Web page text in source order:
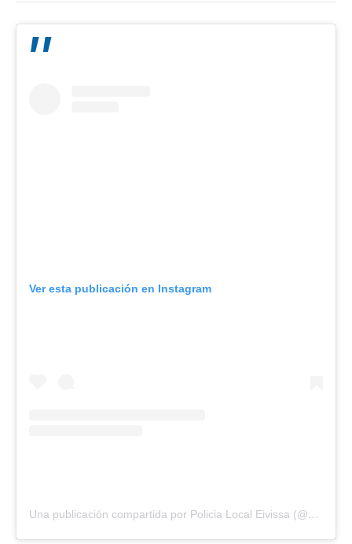
Ver esta publicación en Instagram
Una publicación compartida por Policia Local Eivissa (@policiaeivissa)